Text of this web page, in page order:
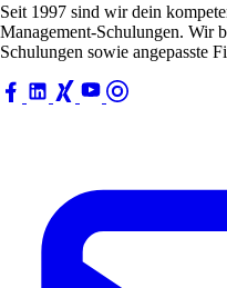
Seit 1997 sind wir dein
Management-Schulungen. Wir
Schulungen sowie angepasste